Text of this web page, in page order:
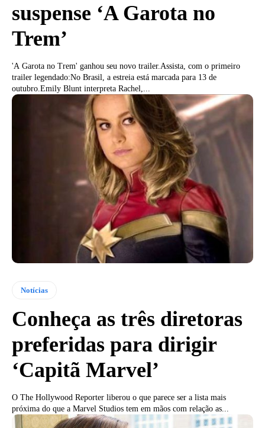
suspense ‘A Garota no
Trem’
'A Garota no Trem' ganhou seu novo trailer.Assista, com o primeiro
trailer legendado:No Brasil, a estreia está marcada para 13 de
outubro.Emily Blunt interpreta Rachel,...
Notícias
Conheça as três diretoras
preferidas para dirigir
‘Capitã Marvel’
O The Hollywood Reporter liberou o que parece ser a lista mais
próxima do que a Marvel Studios tem em mãos com relação as...